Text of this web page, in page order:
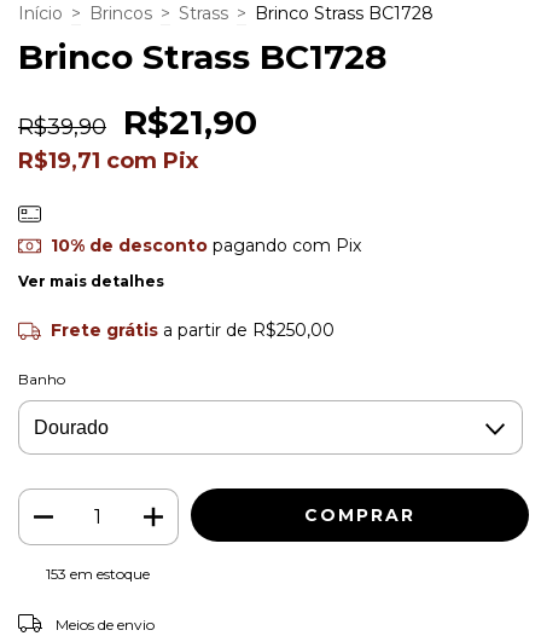
Início > Brincos > Strass > Brinco Strass BC1728
Brinco Strass BC1728
R$39,90 R$21,90
R$19,71 com Pix
10% de descontopagando com Pix
Ver mais detalhes
Frete grátis a partir de R$250,00
Banho
153 em estoque
Entregas para o CEP:
Meios de envio